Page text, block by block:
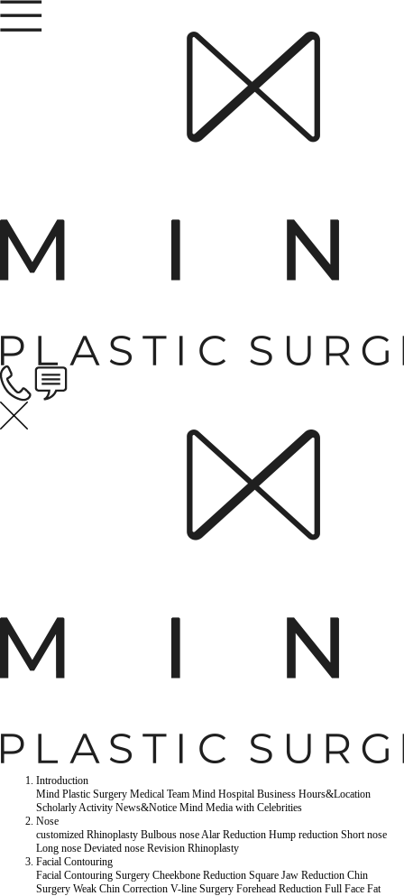
Introduction
Mind Plastic Surgery Medical Team Mind Hospital Business Hours&Location
Scholarly Activity News&Notice Mind Media with Celebrities
Nose
customized Rhinoplasty Bulbous noseAlar Reduction Hump reduction Short nose
Long nose Deviated nose Revision Rhinoplasty
Facial Contouring
Facial Contouring Surgery Cheekbone Reduction Square Jaw Reduction Chin
Surgery Weak Chin Correction V-line Surgery Forehead Reduction Full Face Fat